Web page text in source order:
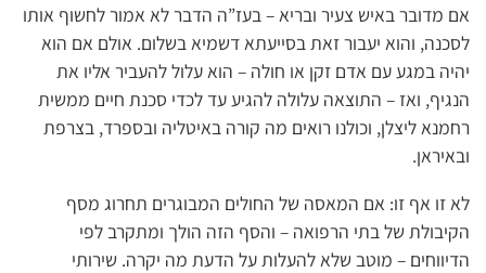
אם מדובר באיש צעיר ובריא – בעז”ה הדבר לא אמור לחשוף אותו
לסכנה, והוא יעבור זאת בסייעתא דשמיא בשלום. אולם אם הוא
יהיה במגע עם אדם זקן או חולה – הוא עלול להעביר אליו את
הנגיף, ואז – התוצאה עלולה להגיע עד לכדי סכנת חיים ממשית
רחמנא ליצלן, וכולנו רואים מה קורה באיטליה ובספרד, בצרפת
ובאיראן.
לא זו אף זו: אם המאסה של החולים המבוגרים תחרוג מסף
הקיבולת של בתי הרפואה – והסף הזה הולך ומתקרב לפי
הדיווחים – מוטב שלא להעלות על הדעת מה יקרה. שירותי